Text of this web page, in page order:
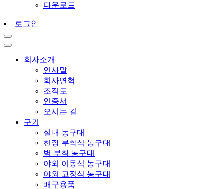
다운로드
로그인
회사소개
인사말
회사연혁
조직도
인증서
오시는 길
구기
실내 농구대
천장 부착식 농구대
벽 부착 농구대
야외 이동식 농구대
야외 고정식 농구대
배구용품